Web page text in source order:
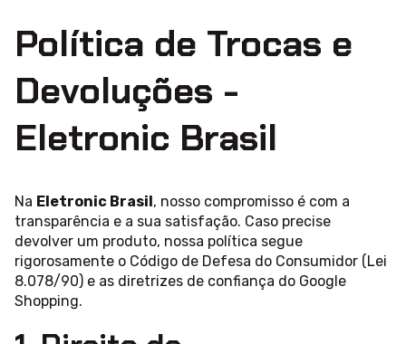
Política de Trocas e
Devoluções -
Eletronic Brasil
Na Eletronic Brasil, nosso compromisso é com a
transparência e a sua satisfação. Caso precise
devolver um produto, nossa política segue
rigorosamente o Código de Defesa do Consumidor (Lei
8.078/90) e as diretrizes de confiança do Google
Shopping.